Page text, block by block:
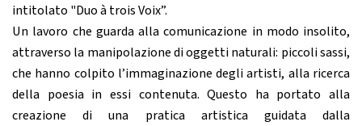
intitolato "Duo à trois Voix”.
Un lavoro che guarda alla comunicazione in modo insolito,
attraverso la manipolazione di oggetti naturali: piccoli sassi,
che hanno colpito l’immaginazione degli artisti, alla ricerca
della poesia in essi contenuta. Questo ha portato alla
creazione di una pratica artistica guidata dalla